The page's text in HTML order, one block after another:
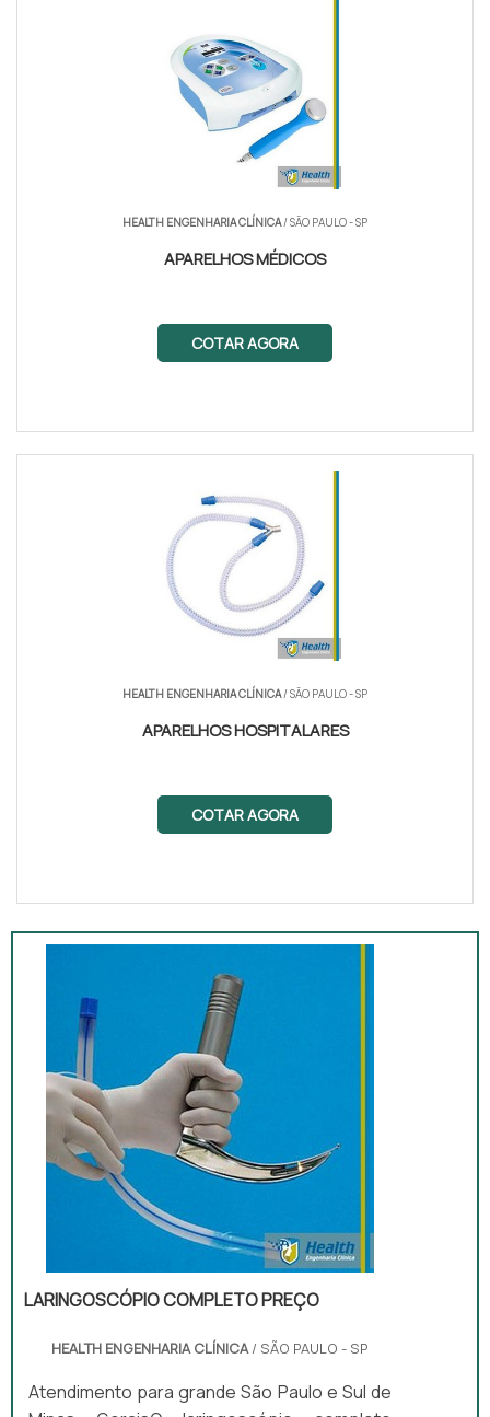
HEALTH ENGENHARIA CLÍNICA/ SÃO PAULO - SP
APARELHOS MÉDICOS
COTAR AGORA
HEALTH ENGENHARIA CLÍNICA/ SÃO PAULO - SP
APARELHOS HOSPITALARES
COTAR AGORA
LARINGOSCÓPIO COMPLETO PREÇO
HEALTH ENGENHARIA CLÍNICA / SÃO PAULO - SP
Atendimento para grande São Paulo e Sul de